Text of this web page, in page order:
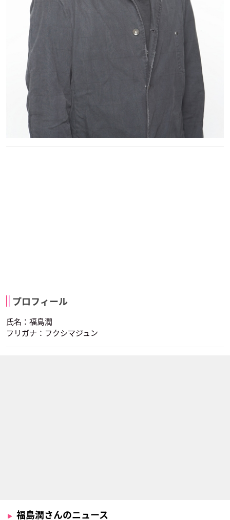
プロフィール
氏名：福島潤
フリガナ：フクシマジュン
福島潤さんのニュース